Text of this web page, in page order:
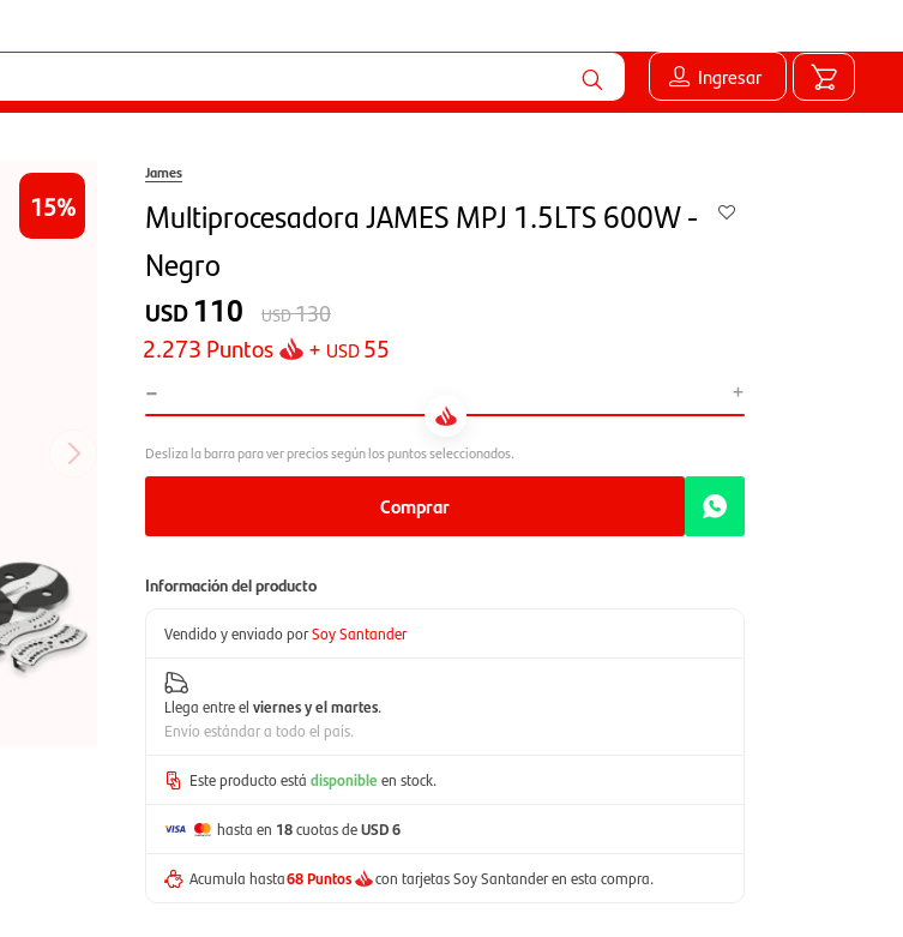
Ingresar
15
James
Multiprocesadora JAMES MPJ 1.5LTS 600W -
Negro
USD110 USD130
2.273 Puntos + USD55
- +
Comprar
Información del producto
Vendido y enviado porSoy Santander
Llega entre el viernes y el martes.
Envío estándar a todo el país.
Este producto está disponible en stock.
hasta en 18cuotas deUSD 6
Acumula hasta68 Puntos con tarjetas Soy Santander en esta compra.